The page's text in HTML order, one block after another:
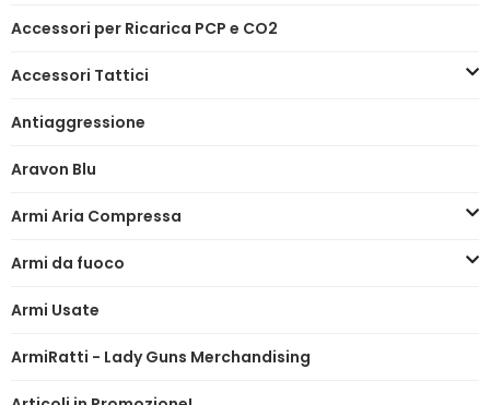
Accessori per Ricarica PCP e CO2
Accessori Tattici
Antiaggressione
Aravon Blu
Armi Aria Compressa
Armi da fuoco
Armi Usate
ArmiRatti - Lady Guns Merchandising